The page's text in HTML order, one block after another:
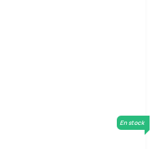
En stock